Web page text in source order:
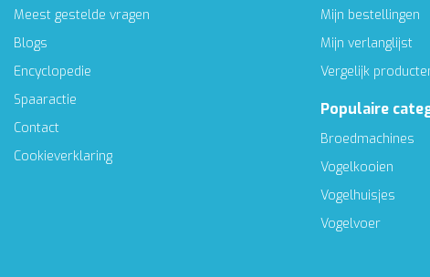
Meest gestelde vragen
Blogs
Encyclopedie
Spaaractie
Contact
Cookieverklaring
Mijn bestellingen
Mijn verlanglijst
Vergelijk
Populaire
Broedmachines
Vogelkooien
Vogelhuisjes
Vogelvoer